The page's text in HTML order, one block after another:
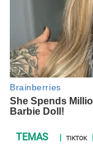
TIKTOK